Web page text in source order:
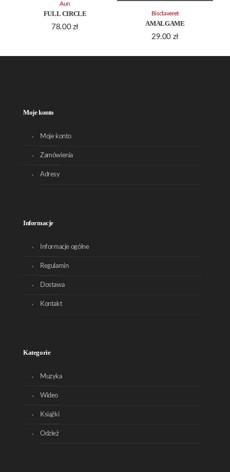
FULL CIRCLE
78.00 zł
Aun
AMALGAME
29.00 zł
Bisclaveret
Moje konto
Moje konto
Zamówienia
Adresy
Informacje
Informacje ogólne
Regulamin
Dostawa
Kontakt
Kategorie
Muzyka
Wideo
Książki
Odzież